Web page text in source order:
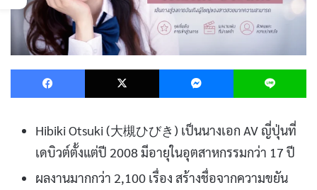
Facebook X Messenger
Hibiki Otsuki (大槻ひびき) เป็นนางเอก AV ญี่ปุ่นที่
เดบิวต์ตั้งแต่ปี 2008 มีอายุในอุตสาหกรรมกว่า 17 ปี
ผลงานมากกว่า 2,100 เรื่อง สร้างชื่อจากความขยัน